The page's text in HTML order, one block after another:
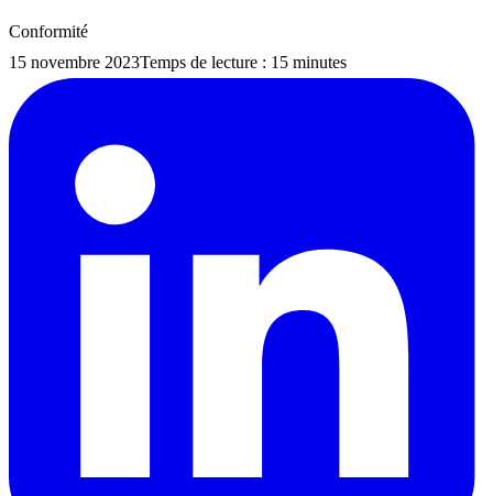
Conformité
15 novembre 2023Temps de lecture : 15 minutes